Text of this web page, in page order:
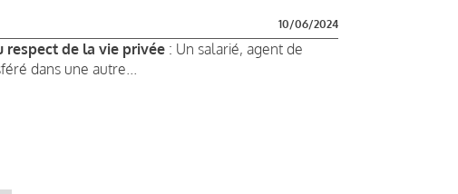
10/06/2024
respect de la vie privée : Un salarié, agent de
dans une autre...